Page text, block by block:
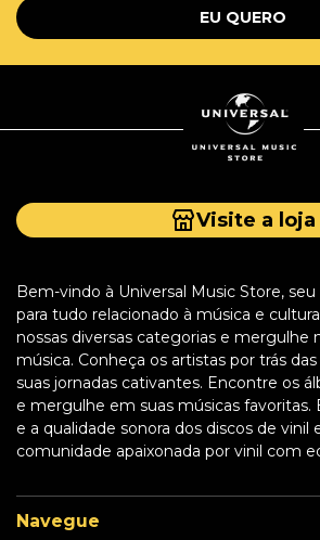
EU QUERO
Visite a loja
Bem-vindo à Universal Music Store,
para tudo relacionado à música e
nossas diversas categorias e mergulhe
música. Conheça os artistas por trás
suas jornadas cativantes. Encontre os
e mergulhe em suas músicas favoritas.
e a qualidade sonora dos discos de vinil
comunidade apaixonada por vinil com
Navegue